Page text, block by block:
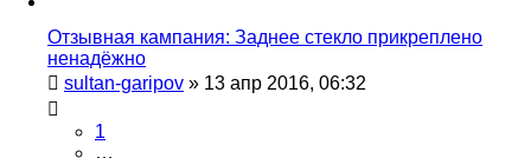
Отзывная кампания: Заднее стекло прикреплено
ненадёжно
sultan-garipov » 13 апр 2016, 06:32
1
…